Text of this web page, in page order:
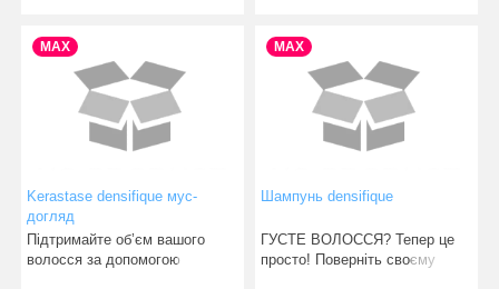
MAX
Kerastase densifique мус-
догляд
Підтримайте об’єм вашого
волосся за допомогою
MAX
Шампунь densifique
ГУСТЕ ВОЛОССЯ? Тепер це
просто! Поверніть своєму